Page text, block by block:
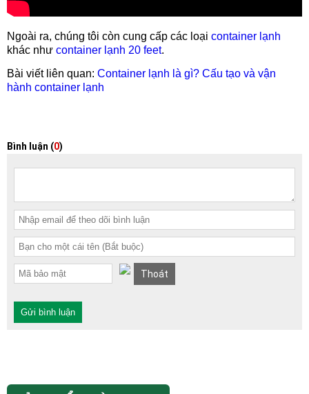
Ngoài ra, chúng tôi còn cung cấp các loại container lạnh
khác như container lạnh 20 feet.
Bài viết liên quan: Container lạnh là gì? Cấu tạo và vận
hành container lạnh
Bình luận (0)
Thoát
Gửi bình luận